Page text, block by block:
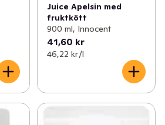
Juice Apelsin med
fruktkött
900 ml, Innocent
41,60 kr
46,22 kr /l